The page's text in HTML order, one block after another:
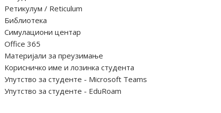
Ретикулум / Reticulum
Библиотека
Симулациони центар
Office 365
Материјали за преузимање
Корисничко име и лозинка студента
Упутство за студенте - Microsoft Teams
Упутство за студенте - EduRoam